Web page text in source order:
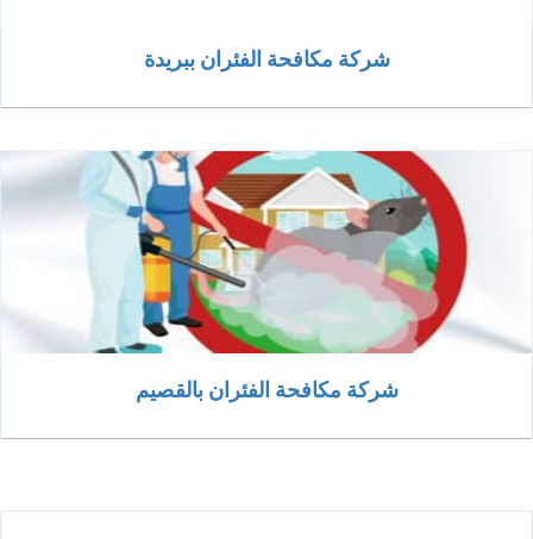
شركة مكافحة الفئران ببريدة
شركة مكافحة الفئران بالقصيم